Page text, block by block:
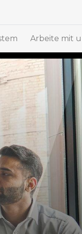
Arbeite mit